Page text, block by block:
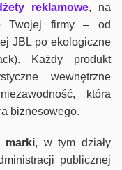
reklamowe, na
Twojej firmy – od
JBL po ekologiczne
Każdy produkt
wewnętrzne
która
biznesowego.
marki, w tym działy
publicznej